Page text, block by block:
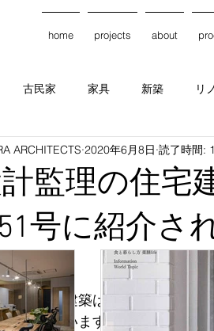
home projects about
古民家 家具 新築 リ
コンバージョン
監理の住宅
号に紹介さ
ARCHITECTS 2020年6月8日 読了時間:
10日
れた住宅建築は大正期に建築
売されています。お立ち寄り